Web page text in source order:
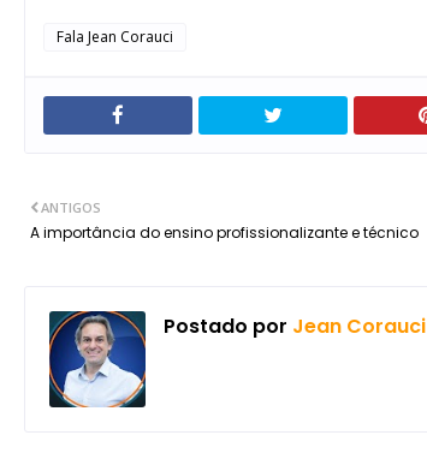
Fala Jean Corauci
ANTIGOS
A importância do ensino profissionalizante e técnico
Postado por Jean Corauci